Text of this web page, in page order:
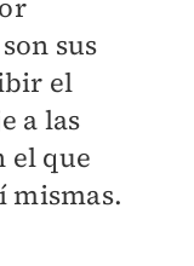
sus
el
a las
el que
mismas.